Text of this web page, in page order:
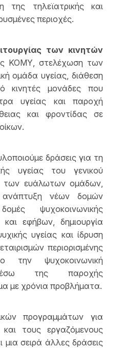
της τηλεϊατρικής και
περιοχές.
των κινητών
ΚΟΜΥ, στελέχωση των
ομάδα υγείας, διάθεση
κινητές μονάδες που
υγείας και παροχή
και φροντίδας σε
δράσεις για τη
υγείας του γενικού
των ευάλωτων ομάδων,
νέων δομών
ψυχοκοινωνικής
και εφήβων, δημιουργία
υγείας και ίδρυση
περιορισμένης
την ψυχοκοινωνική
της παροχής
με χρόνια προβλήματα.
προγραμμάτων για
τους εργαζόμενους
μια σειρά άλλες δράσεις